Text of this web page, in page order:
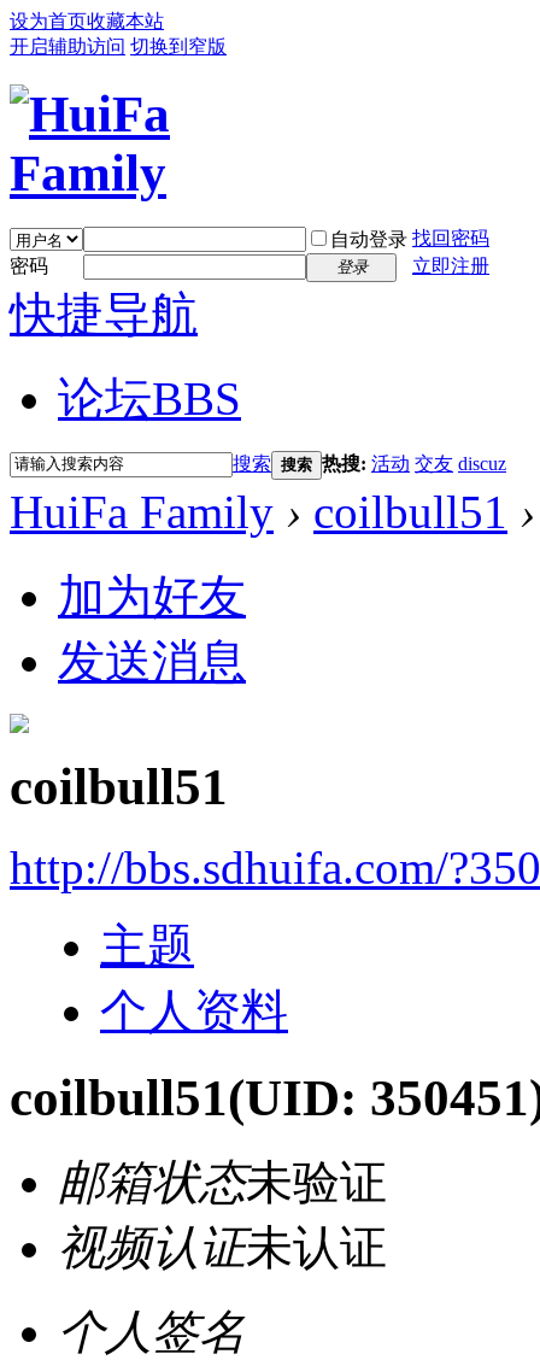
设为首页收藏本站
开启辅助访问 切换到窄版
自动登录 找回密码
密码
登录 立即注册
快捷导航
论坛BBS
搜索 搜索 热搜: 活动 交友 discuz
HuiFa Family › coilbull51 ›
加为好友
发送消息
coilbull51
http://bbs.sdhuifa.com/
主题
个人资料
coilbull51(UID:
邮箱状态未验证
视频认证未认证
个人签名